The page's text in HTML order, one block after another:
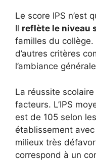
Le score IPS n’est
Il reflète le niveau
familles du
d’autres critères
l’ambiance
La réussite
facteurs. L’IPS
est de 105 selon
établissement
milieux très
correspond à un